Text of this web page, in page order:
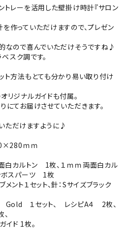
トレーを活用した壁掛け時計『サロン
作っていただけますので、プレゼン
なので喜んでいただけそうですね♪
スク調です。
ト方法もとても分かり易い取り付け
リジナルガイドも付属。
にてお届けさせていただきます。
ただけますように♪
ｍｍ
白カルトン 1枚、１ｍｍ両面白カル
ボスパーツ 1枚
セット、針：Sサイズブラック
セット、 レシピA４ 2枚、
1枚。